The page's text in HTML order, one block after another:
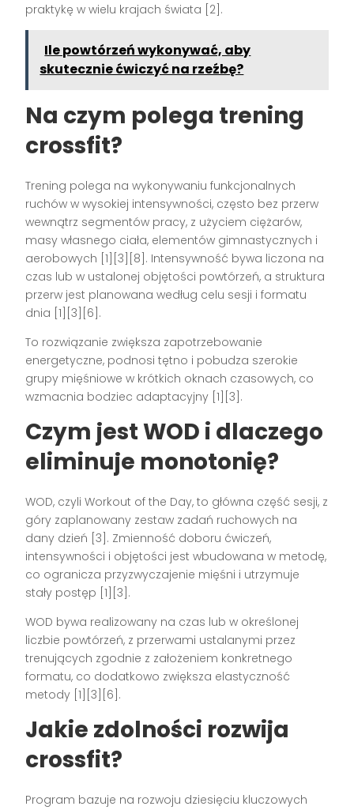
praktykę w wielu krajach świata [2].
Ile powtórzeń wykonywać, aby
skutecznie ćwiczyć na rzeźbę?
Na czym polega trening
crossfit?
Trening polega na wykonywaniu funkcjonalnych
ruchów w wysokiej intensywności, często bez przerw
wewnątrz segmentów pracy, z użyciem ciężarów,
masy własnego ciała, elementów gimnastycznych i
aerobowych [1][3][8]. Intensywność bywa liczona na
czas lub w ustalonej objętości powtórzeń, a struktura
przerw jest planowana według celu sesji i formatu
dnia [1][3][6].
To rozwiązanie zwiększa zapotrzebowanie
energetyczne, podnosi tętno i pobudza szerokie
grupy mięśniowe w krótkich oknach czasowych, co
wzmacnia bodziec adaptacyjny [1][3].
Czym jest WOD i dlaczego
eliminuje monotonię?
WOD, czyli Workout of the Day, to główna część sesji, z
góry zaplanowany zestaw zadań ruchowych na
dany dzień [3]. Zmienność doboru ćwiczeń,
intensywności i objętości jest wbudowana w metodę,
co ogranicza przyzwyczajenie mięśni i utrzymuje
stały postęp [1][3].
WOD bywa realizowany na czas lub w określonej
liczbie powtórzeń, z przerwami ustalanymi przez
trenujących zgodnie z założeniem konkretnego
formatu, co dodatkowo zwiększa elastyczność
metody [1][3][6].
Jakie zdolności rozwija
crossfit?
Program bazuje na rozwoju dziesięciu kluczowych